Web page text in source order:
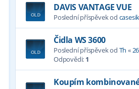
DAVIS VANTAGE VUE
Poslední příspěvek od casesik
Čidla WS 3600
Poslední příspěvek od Th «
Odpovědi: 1
Koupím